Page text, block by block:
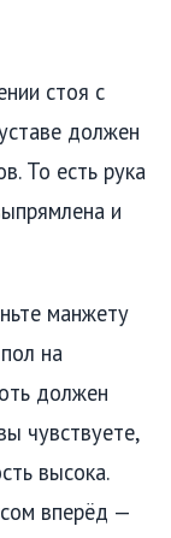
стоя с
должен
То есть рука
и
манжету
на
должен
чувствуете,
высока.
вперёд —